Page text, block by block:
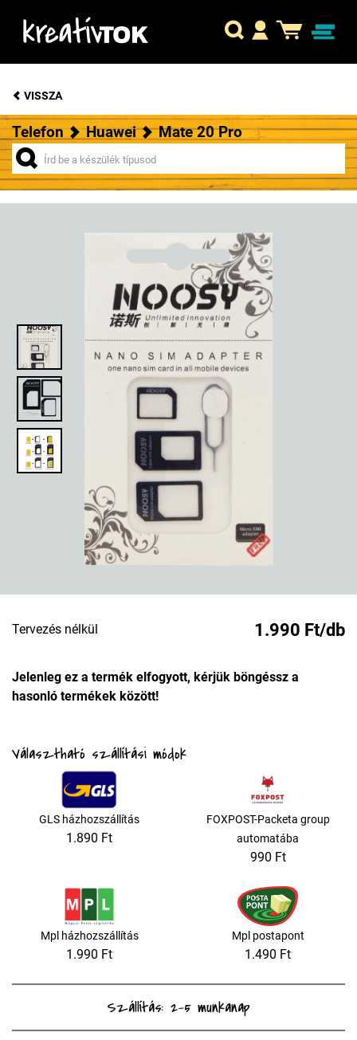
VISSZA
Telefon Huawei Mate 20 Pro
Tervezés nélkül 1.990 Ft/db
Jelenleg ez a termék elfogyott, kérjük böngéssz a
hasonló termékek között!
Választható szállítási módok
GLS házhozszállítás
1.890 Ft
FOXPOST-Packeta group
automatába
990 Ft
Mpl házhozszállítás
1.990 Ft
Mpl postapont
1.490 Ft
Szállítás: 2-5 munkanap